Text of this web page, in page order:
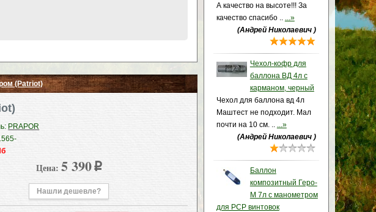
А качество на высоте!!! За
качество спасибо .. ...»
(Андрей Николаевич )
Чехол-кофр для
баллона ВД 4л с
карманом, черный
Чехол для баллона вд 4л
Маштест не подходит. Мал
почти на 10 см. .. ...»
(Андрей Николаевич )
Баллон
композитный Геро-
М 7л с манометром
для PCP винтовок
▲
(Patriot)
PRAPOR
Цена: 5 390p
Нашли дешевле?